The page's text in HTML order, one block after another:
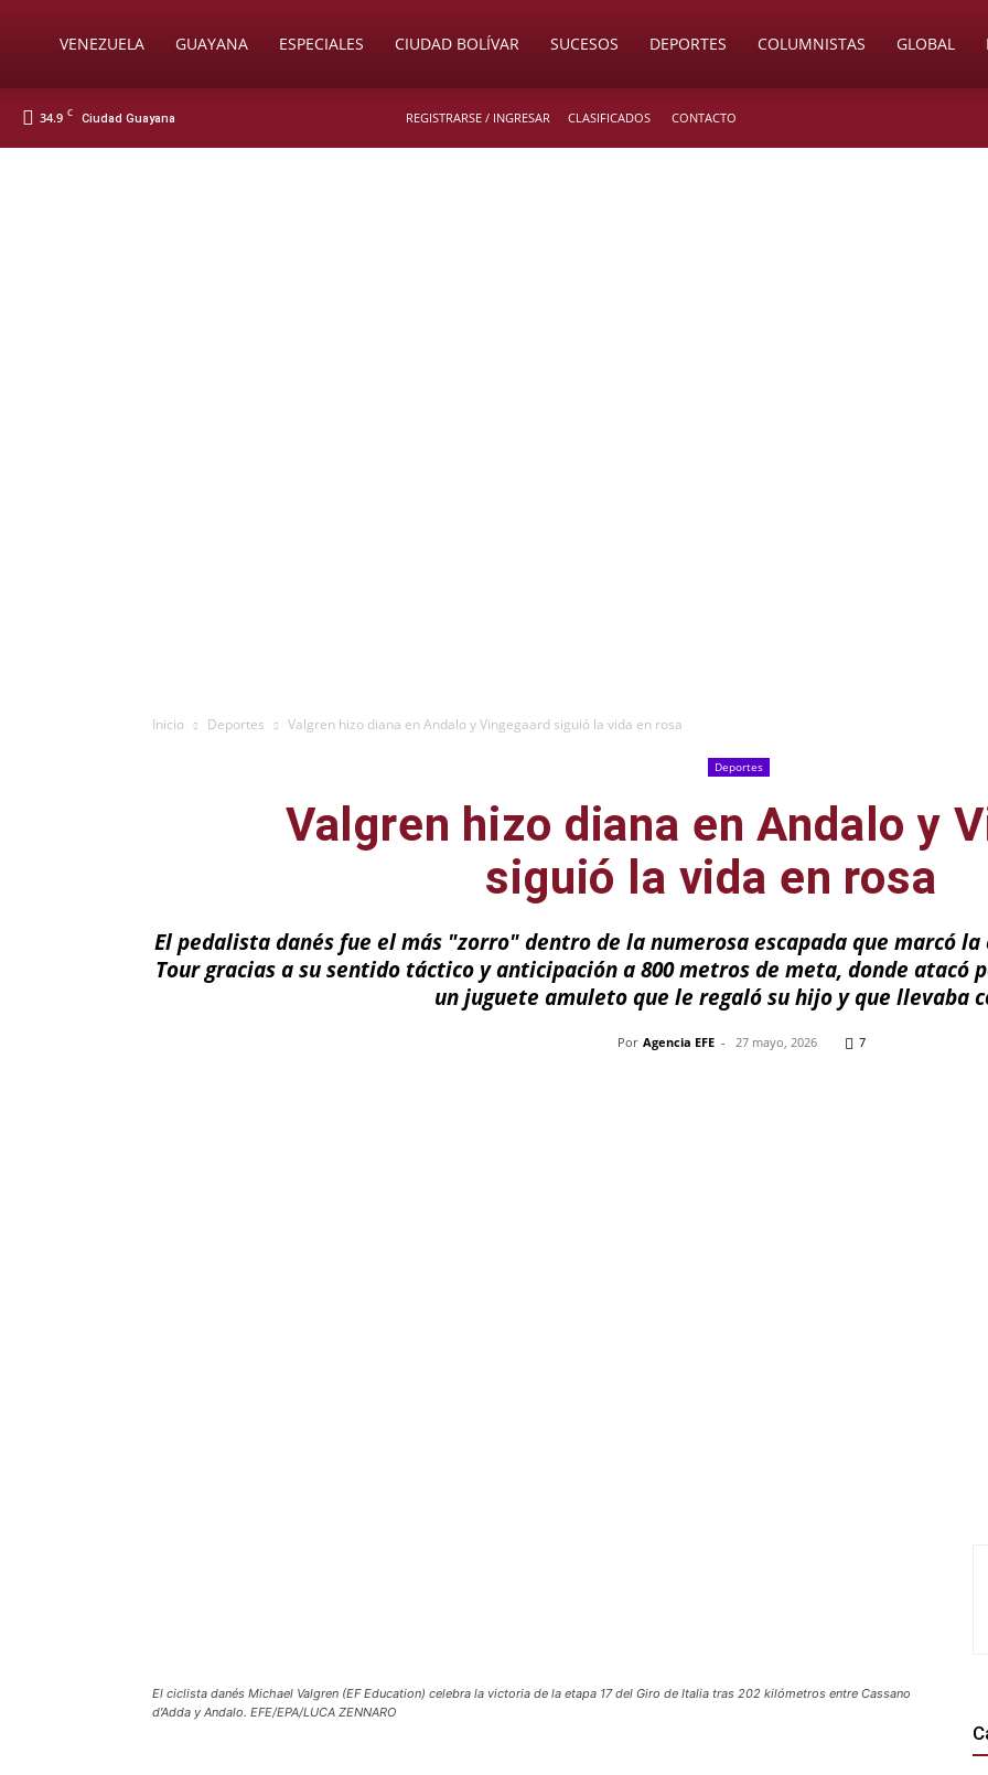
SoyVENEZUELA GUAYANA ESPECIALES CIUDAD BOLÍVAR SUCESOS DEPORTES COLUMNISTAS GLOBAL
34.9 C Ciudad Guayana REGISTRARSE / INGRESAR CLASIFICADOS CONTACTO
Inicio Deportes Valgren hizo diana en Andalo y Vingegaard siguió la vida en rosa
Deportes
Valgren hizo diana en Andalo y
siguió la vida en rosa
El pedalista danés fue el más "zorro" dentro de la numerosa escapada que marcó
Tour gracias a su sentido táctico y anticipación a 800 metros de meta, donde atacó
un juguete amuleto que le regaló su hijo y que llevaba
Por Agencia EFE - 27 mayo, 2026 7
El ciclista danés Michael Valgren (EF Education) celebra la victoria de la etapa 17 del Giro de Italia tras 202 kilómetros entre Cassano
d'Adda y Andalo. EFE/EPA/LUCA ZENNARO